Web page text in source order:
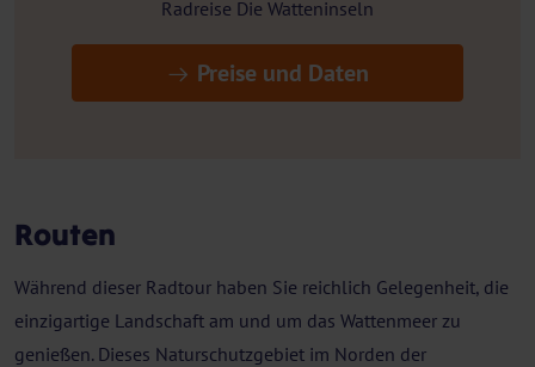
Radreise Die Watteninseln
Preise und Daten
Routen
Während dieser Radtour haben Sie reichlich Gelegenheit, die
einzigartige Landschaft am und um das Wattenmeer zu
genießen. Dieses Naturschutzgebiet im Norden der